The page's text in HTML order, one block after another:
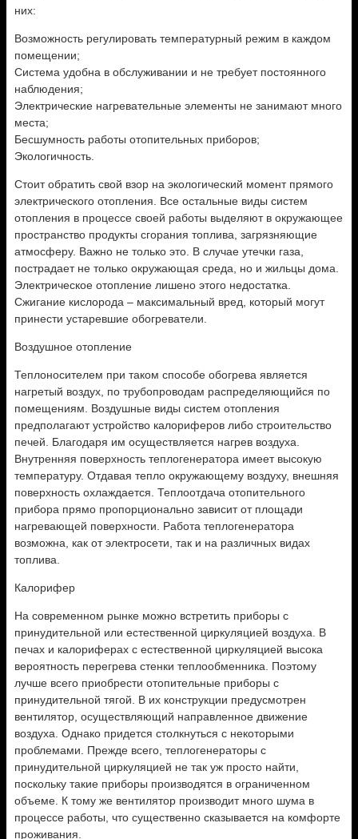
них:
Возможность регулировать температурный режим в каждом
помещении;
Система удобна в обслуживании и не требует постоянного
наблюдения;
Электрические нагревательные элементы не занимают много
места;
Бесшумность работы отопительных приборов;
Экологичность.
Стоит обратить свой взор на экологический момент прямого
электрического отопления. Все остальные виды систем
отопления в процессе своей работы выделяют в окружающее
пространство продукты сгорания топлива, загрязняющие
атмосферу. Важно не только это. В случае утечки газа,
пострадает не только окружающая среда, но и жильцы дома.
Электрическое отопление лишено этого недостатка.
Сжигание кислорода – максимальный вред, который могут
принести устаревшие обогреватели.
Воздушное отопление
Теплоносителем при таком способе обогрева является
нагретый воздух, по трубопроводам распределяющийся по
помещениям. Воздушные виды систем отопления
предполагают устройство калориферов либо строительство
печей. Благодаря им осуществляется нагрев воздуха.
Внутренняя поверхность теплогенератора имеет высокую
температуру. Отдавая тепло окружающему воздуху, внешняя
поверхность охлаждается. Теплоотдача отопительного
прибора прямо пропорционально зависит от площади
нагревающей поверхности. Работа теплогенератора
возможна, как от электросети, так и на различных видах
топлива.
Калорифер
На современном рынке можно встретить приборы с
принудительной или естественной циркуляцией воздуха. В
печах и калориферах с естественной циркуляцией высока
вероятность перегрева стенки теплообменника. Поэтому
лучше всего приобрести отопительные приборы с
принудительной тягой. В их конструкции предусмотрен
вентилятор, осуществляющий направленное движение
воздуха. Однако придется столкнуться с некоторыми
проблемами. Прежде всего, теплогенераторы с
принудительной циркуляцией не так уж просто найти,
поскольку такие приборы производятся в ограниченном
объеме. К тому же вентилятор производит много шума в
процессе работы, что существенно сказывается на комфорте
проживания.